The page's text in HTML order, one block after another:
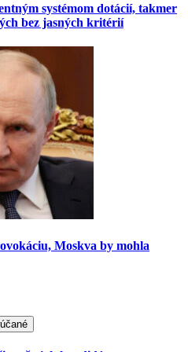
systémom dotácií, takmer
bez jasných kritérií
Moskva by mohla